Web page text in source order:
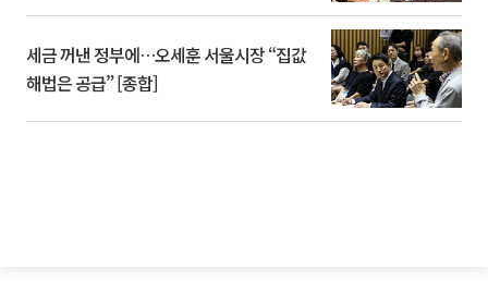
세금 꺼낸 정부에…오세훈 서울시장 “집값
해법은 공급” [종합]